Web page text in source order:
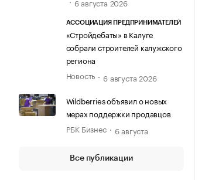
6 августа 2026
АССОЦИАЦИЯ ПРЕДПРИНИМАТЕЛЕЙ
«Стройдебаты» в Калуге
собрали строителей калужского
региона
Новость
6 августа 2026
Wildberries объявил о новых
мерах поддержки продавцов
РБК Бизнес
6 августа
Все публикации